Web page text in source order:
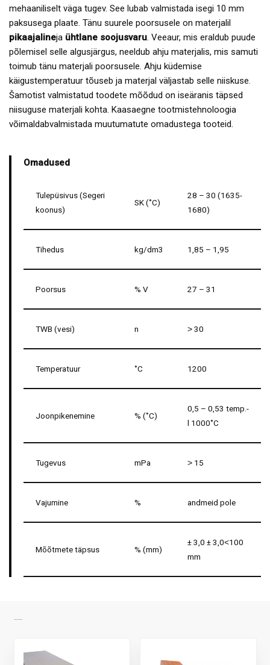
mehaaniliselt väga tugev. See lubab valmistada isegi 10 mm
paksusega plaate. Tänu suurele poorsusele on materjalil
pikaajalineja ühtlane soojusvaru. Veeaur, mis eraldub puude
põlemisel selle algusjärgus, neeldub ahju materjalis, mis samuti
toimub tänu materjali poorsusele. Ahju küdemise
käigustemperatuur tõuseb ja materjal väljastab selle niiskuse.
Šamotist valmistatud toodete mõõdud on iseäranis täpsed
niisuguse materjali kohta. Kaasaegne tootmistehnoloogia
võimaldabvalmistada muutumatute omadustega tooteid.
Omadused
Tulepüsivus (Segeri
koonus)
SK (˚C)
28 – 30 (1635-
1680)
Tihedus kg/dm3 1,85 – 1,95
Poorsus % V 27 – 31
TWB (vesi) n ˃ 30
Temperatuur ˚C 1200
Joonpikenemine % (˚C)
0,5 – 0,53 temp.-
l 1000˚C
Tugevus mPa ˃ 15
Vajumine % andmeid pole
Mõõtmete täpsus % (mm)
± 3,0 ± 3,0˂100
mm